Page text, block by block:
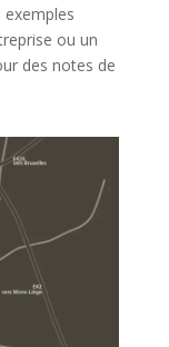
ou un
des notes de